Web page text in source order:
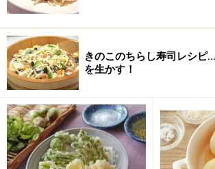
酒
砂糖
醤油
ごま油
塩
こしょう
きのこのちらし寿司レシピ
を生かす！